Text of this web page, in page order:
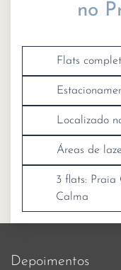
no
Flats
Localizado
Áreas de
3 flats: Praia
Calma
Depoimentos